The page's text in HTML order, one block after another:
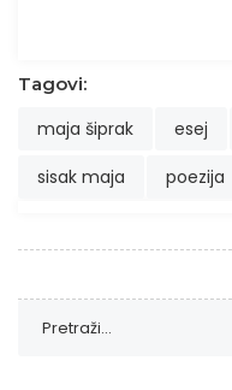
Tagovi:
maja šiprak esej
sisak maja
poezija